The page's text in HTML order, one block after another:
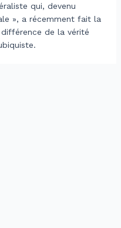
qui, devenu
», a récemment fait la
de la vérité